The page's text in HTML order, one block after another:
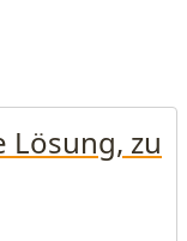
Lösung, zu